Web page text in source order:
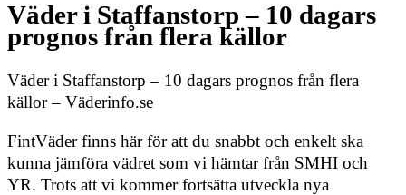
Väder i Staffanstorp – 10 dagars
prognos från flera källor
Väder i Staffanstorp – 10 dagars prognos från flera
källor – Väderinfo.se
FintVäder finns här för att du snabbt och enkelt ska
kunna jämföra vädret som vi hämtar från SMHI och
YR. Trots att vi kommer fortsätta utveckla nya